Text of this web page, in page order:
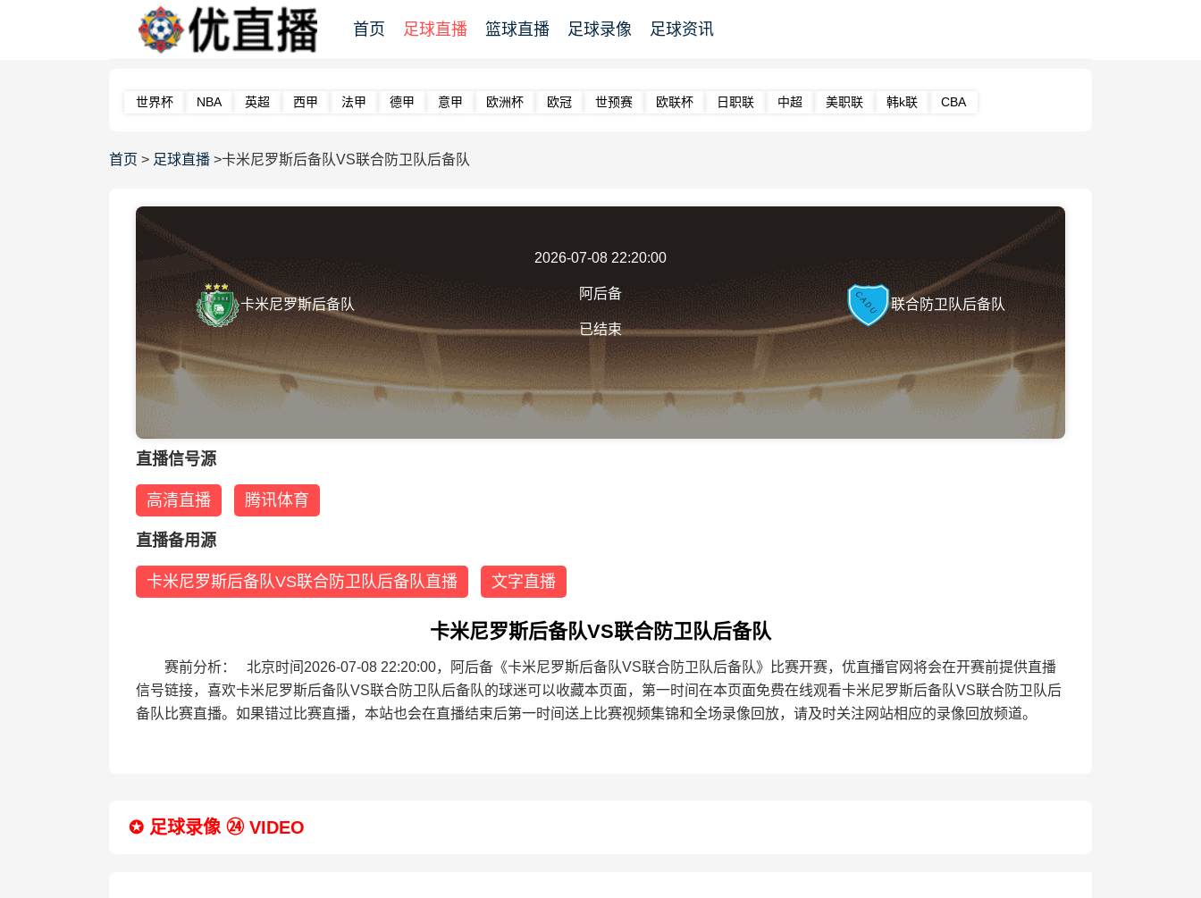
首页 足球直播 篮球直播 足球录像 足球资讯
世界杯 NBA 英超 西甲 法甲 德甲 意甲 欧洲杯 欧冠 世预赛 欧联杯 日职联 中超 美职联 韩k联 CBA
首页 > 足球直播 >卡米尼罗斯后备队VS联合防卫队后备队
卡米尼罗斯后备队
2026-07-08 22:20:00
阿后备
已结束
联合防卫队后备队
直播信号源
高清直播 腾讯体育
直播备用源
卡米尼罗斯后备队VS联合防卫队后备队直播 文字直播
卡米尼罗斯后备队VS联合防卫队后备队
赛前分析： 北京时间2026-07-08 22:20:00，阿后备《卡米尼罗斯后备队VS联合防卫队后备队》比赛开赛，优直播官网将会在开赛前提供直播
信号链接，喜欢卡米尼罗斯后备队VS联合防卫队后备队的球迷可以收藏本页面，第一时间在本页面免费在线观看卡米尼罗斯后备队VS联合防卫队后
备队比赛直播。如果错过比赛直播，本站也会在直播结束后第一时间送上比赛视频集锦和全场录像回放，请及时关注网站相应的录像回放频道。
✪ 足球录像 ㉔ VIDEO